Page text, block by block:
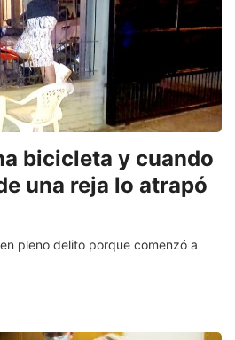
bicicleta y cuando
una reja lo atrapó
pleno delito porque comenzó a